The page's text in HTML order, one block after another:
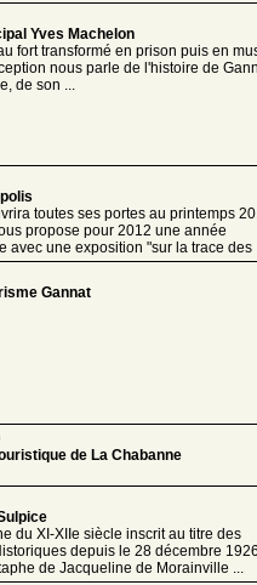
Yves Machelon
fort transformé en prison puis en
nous parle de l'histoire de
de son ...
toutes ses portes au printemps
propose pour 2012 une année
avec une exposition "sur la trace des
Gannat
de La Chabanne
du XI-XIIe siècle inscrit au titre des
depuis le 28 décembre
de Jacqueline de Morainville ...